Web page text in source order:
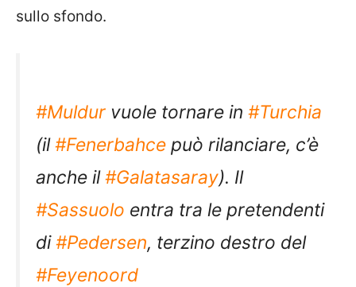
sullo sfondo.
#Muldur vuole tornare in #Turchia
(il#Fenerbahce può rilanciare, c’è
anche il#Galatasaray). Il
#Sassuolo entra tra le pretendenti
di#Pedersen, terzino destro del
#Feyenoord